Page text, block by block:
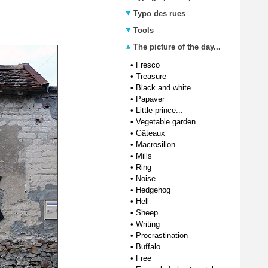
Typo des rues
Tools
The picture of the day...
• Fresco
• Treasure
• Black and white
• Papaver
• Little prince...
• Vegetable garden
• Gâteaux
• Macrosillon
• Mills
• Ring
• Noise
• Hedgehog
• Hell
• Sheep
• Writing
• Procrastination
• Buffalo
• Free